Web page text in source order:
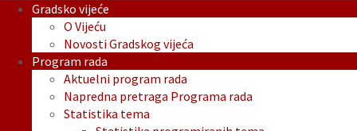
Gradsko vijeće
O Vijeću
Novosti Gradskog vijeća
Program rada
Aktuelni program rada
Napredna pretraga Programa rada
Statistika tema